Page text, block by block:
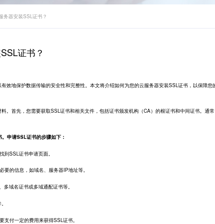
务器安装SSL证书？
证书？
效地保护数据传输的安全性和完整性。本文将介绍如何为您的云服务器安装SSL证书，以保障您
。首先，您需要获取SSL证书和相关文件，包括证书颁发机构（CA）的根证书和中间证书。通
申请SSL证书的步骤如下：
到SSL证书申请页面。
的信息，如域名、服务器IP地址等。
域名证书或多域通配证书等。
付一定的费用来获得SSL证书。